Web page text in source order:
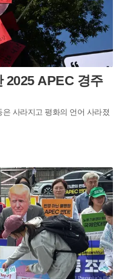
2025 APEC 경주
사라지고 평화의 언어 사라졌